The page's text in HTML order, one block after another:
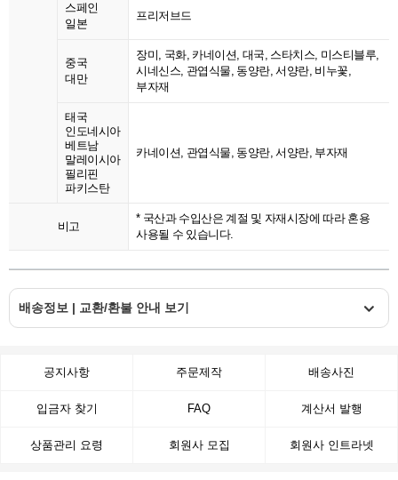
스페인
일본
프리저브드
중국
대만
장미, 국화, 카네이션, 대국, 스타치스, 미스티블루,
시네신스, 관엽식물, 동양란, 서양란, 비누꽃,
부자재
태국
인도네시아
베트남
말레이시아
필리핀
파키스탄
카네이션, 관엽식물, 동양란, 서양란, 부자재
비고
* 국산과 수입산은 계절 및 자재시장에 따라 혼용
사용될 수 있습니다.
배송정보 | 교환/환불 안내 보기
공지사항 주문제작 배송사진
입금자 찾기 FAQ 계산서 발행
상품관리 요령 회원사 모집 회원사 인트라넷